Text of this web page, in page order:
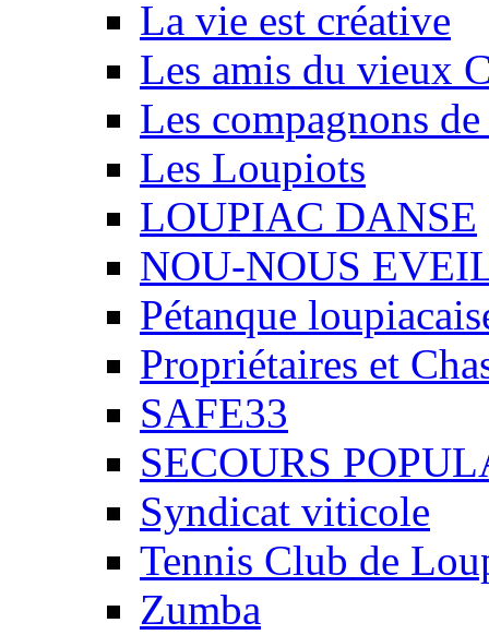
La vie est créative
Les amis du vieux
Les compagnons
Les Loupiots
LOUPIAC DANSE
NOU-NOUS
Pétanque
Propriétaires et
SAFE33
SECOURS
Syndicat viticole
Tennis Club de
Zumba